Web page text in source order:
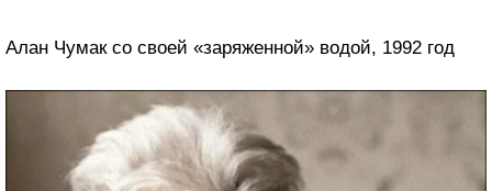
Алан Чумак со своей «заряженной» водой, 1992 год